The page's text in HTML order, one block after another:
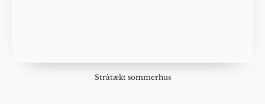
Stråtækt sommerhus